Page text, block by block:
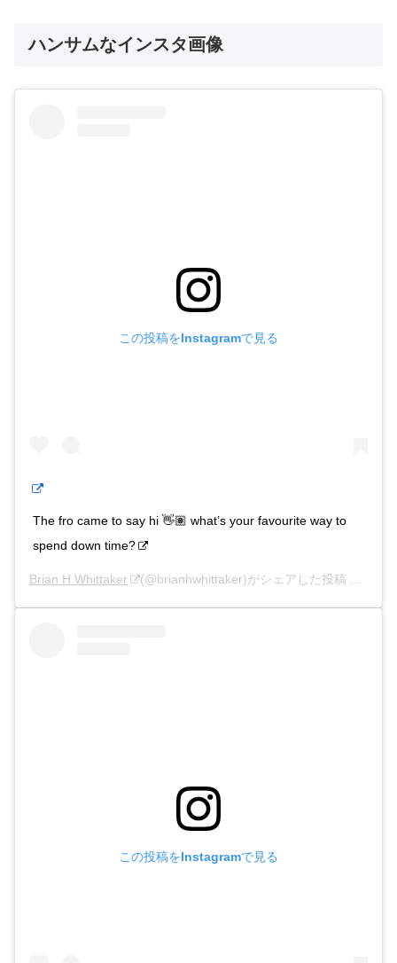
ハンサムなインスタ画像
この投稿をInstagramで見る
The fro came to say hi 👋🏽 what’s your favourite way to
spend down time?
Brian H Whittaker (@brianhwhittaker)がシェアした投稿 –
この投稿をInstagramで見る